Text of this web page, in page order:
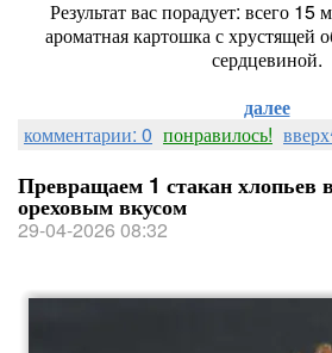
Результат вас порадует: всего
ароматная картошка с хрустящей
сердцевиной.
далее
комментарии: 0 понравилось!
Превращаем 1 стакан
ореховым вкусом
29-04-2026 08:32